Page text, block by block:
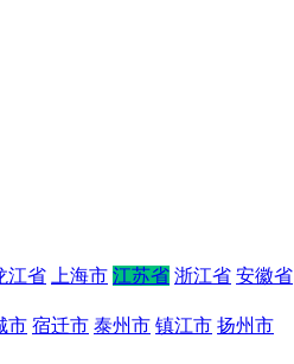
江省 上海市 江苏省 浙江省 安徽省
市 宿迁市 泰州市 镇江市 扬州市